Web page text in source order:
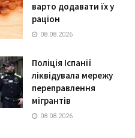
варто додавати їх у
раціон
08.08.2026
Поліція Іспанії
ліквідувала мережу
переправлення
мігрантів
08.08.2026